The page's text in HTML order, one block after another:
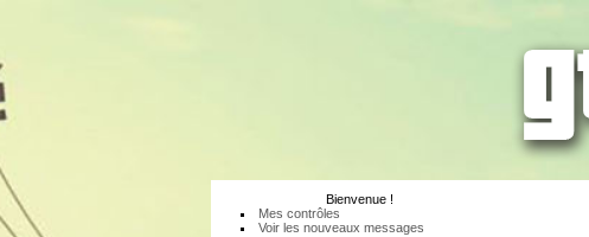
Bienvenue !
Mes contrôles
Voir les nouveaux messages